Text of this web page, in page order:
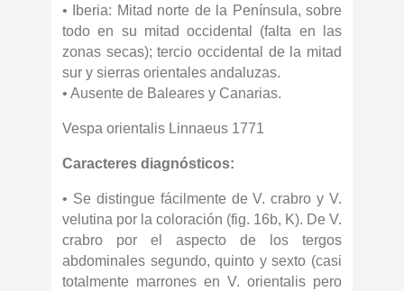
• Iberia: Mitad norte de la Península, sobre
todo en su mitad occidental (falta en las
zonas secas); tercio occidental de la mitad
sur y sierras orientales andaluzas.
• Ausente de Baleares y Canarias.
Vespa orientalis Linnaeus 1771
Caracteres diagnósticos:
• Se distingue fácilmente de V. crabro y V.
velutina por la coloración (fig. 16b, K). De V.
crabro por el aspecto de los tergos
abdominales segundo, quinto y sexto (casi
totalmente marrones en V. orientalis pero